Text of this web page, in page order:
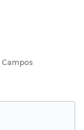
Campos